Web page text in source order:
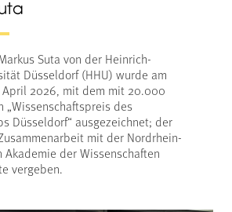
Suta von der Heinrich-
Düsseldorf (HHU) wurde am
April 2026, mit dem mit 20.000
„Wissenschaftspreis des
Düsseldorf“ ausgezeichnet; der
mit der Nordrhein-
Akademie der Wissenschaften
vergeben.